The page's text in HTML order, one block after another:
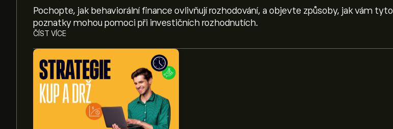
Pochopte, jak behaviorální finance ovlivňují rozhodování, a objevte způsoby, jak vám tyto
poznatky mohou pomoci při investičních rozhodnutích.
ČÍST VÍCE
Aktuální cena akcie CRM je 183.01‎$‎.